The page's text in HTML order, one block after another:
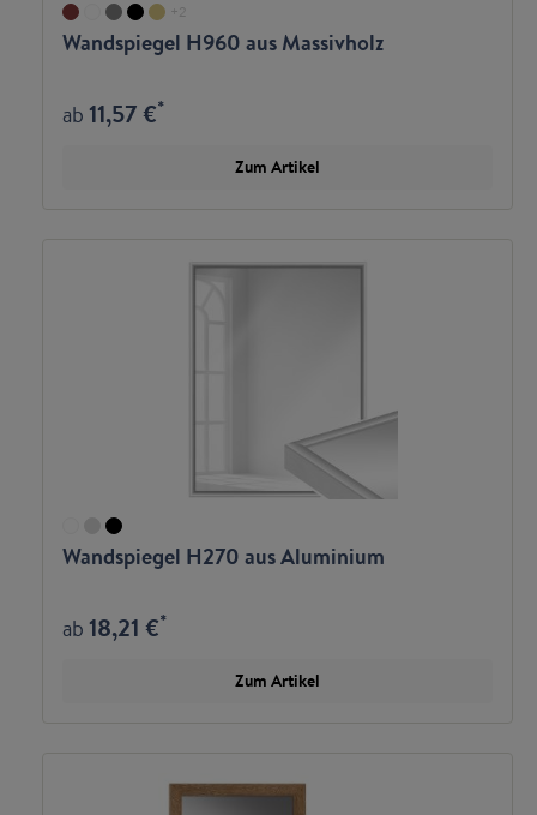
+2
Wandspiegel H960 aus Massivholz
ab11,57 €*
Zum Artikel
Wandspiegel H270 aus Aluminium
ab18,21 €*
Zum Artikel